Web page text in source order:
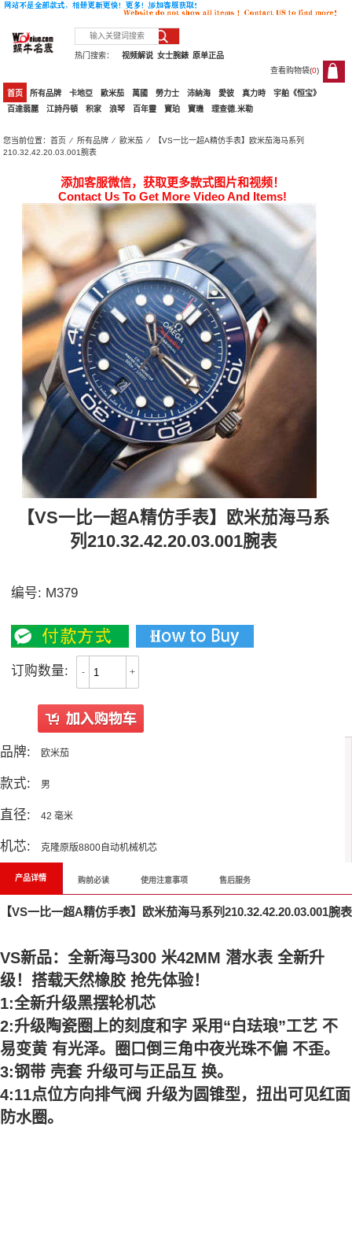
热门搜索： 原单正品
女士腕錶
视频解说
查看购物袋(0)
0
首页 所有品牌 卡地亞 歐米茄 萬國 勞力士 沛納海 愛彼 真力時
宇舶《恒宝》
百達翡麗
江詩丹頓 积家 浪琴 百年靈 寶珀 寶璣 理查德.米勒
您当前位置：首页 ⁄所有品牌 ⁄ 歐米茄 ⁄ 【VS一比一超A精仿手表】欧米茄海马系列
210.32.42.20.03.001腕表
添加客服微信，获取更多款式图片和视频！
Contact Us To Get More Video And Items!
【VS一比一超A精仿手表】欧米茄海马系
列210.32.42.20.03.001腕表
编号: M379
订购数量: - +
品牌: 欧米茄
款式: 男
直径: 42 毫米
机芯: 克隆原版8800自动机械机芯
产品详情 购前必读 使用注意事项 售后服务
【VS一比一超A精仿手表】欧米茄海马系列210.32.42.20.03.001腕表
VS新品：全新海马300 米42MM 潜水表 全新升
级！搭载天然橡胶 抢先体验！
1:全新升级黑摆轮机芯
2:升级陶瓷圈上的刻度和字 采用“白珐琅”工艺 不
易变黄 有光泽。圈口倒三角中夜光珠不偏 不歪。
3:钢带 壳套 升级可与正品互 换。
4:11点位方向排气阀 升级为圆锥型，扭出可见红面
防水圈。